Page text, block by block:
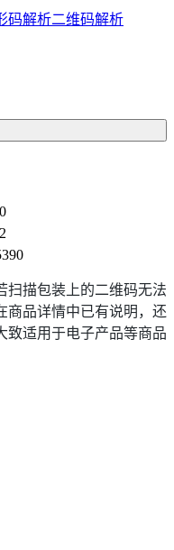
码解析二维码解析
扫描包装上的二维码无法
商品详情中已有说明，还
致适用于电子产品等商品